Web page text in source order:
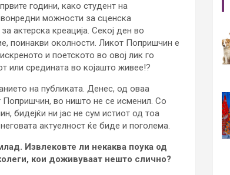
години, како студент на
можности за сценска
актерска креација. Секој ден во
поинакви околности. Ликот Попришчин е
и поетското во овој лик го
или средината во којашто живее!?
на публиката. Денес, од оваа
во ништо не се исменил. Со
бидејќи ни јас не сум истиот од тоа
актуелност ќе биде и поголема.
Извлековте ли некаква поука од
кои доживуваат нешто слично?